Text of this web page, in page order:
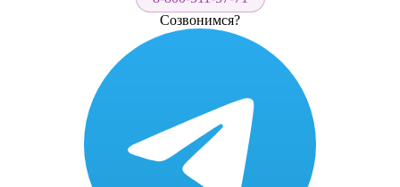
Созвонимся?